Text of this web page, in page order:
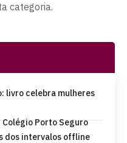
categoria.
livro celebra mulheres
Porto Seguro
dos intervalos offline